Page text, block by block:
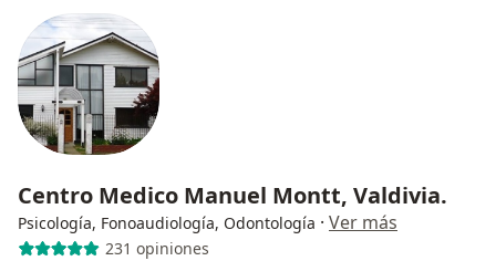
Centro Medico Manuel Montt, Valdivia.
Psicología, Fonoaudiología, Odontología · Ver más
231 opiniones